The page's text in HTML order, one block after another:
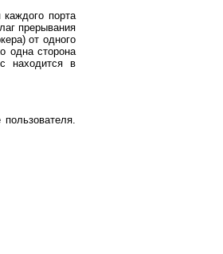
порта
прерывания
от одного
одна сторона
находится в